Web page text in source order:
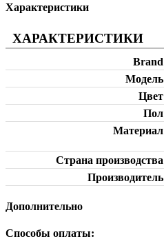
Характеристики
ХАРАКТЕРИСТИКИ
Brand
Модель
Цвет
Пол
Материал
Страна производства
Производитель
Дополнительно
Способы оплаты: